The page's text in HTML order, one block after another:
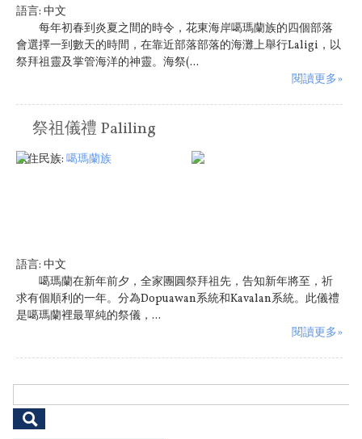
語言: 中文
每年初春到炎夏之間的時令，花東海岸噶瑪蘭族的四個部落
會選擇一到數天的時間，在靠近部落部落的海灘上舉行Laligi，以
祭拜祖靈及掌管海洋的神靈。海祭(...
閱讀更多»
祭祖儀禮 Paliling
原住民族: 噶瑪蘭族
語言: 中文
噶瑪蘭在新年前夕，全家團圓祭拜祖先，告知新年將至，祈
求有個順利的一年。分為Dopuawan系統和Kavalan系統。此儀禮
是噶瑪蘭裡最單純的祭儀，...
閱讀更多»
搜尋表單